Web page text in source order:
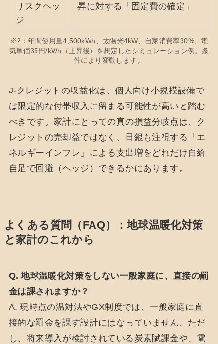
リスクヘッ
ジ
昇に対する「固定費の確定」
※2：年間使用量4,500kWh、太陽光4kW、自家消費率30%、電
気単価35円/kWh（上昇後）を想定したシミュレーション例。条
件により変動します。
J-クレジットの収益化は、個人向け小規模設備で
は限定的な付帯収入に留まる可能性が高いと踏む
べきです。家計にとっての真の損益分岐点は、ク
レジットの売却益ではなく、日銀も注視する「エ
ネルギーインフレ」による支出増をどれだけ自給
自足で回避（ヘッジ）できるかにあります。
よくある質問（FAQ）：地球温暖化対策
と家計のこれから
Q. 地球温暖化対策をしない一般家庭に、直接の罰
金は課されますか？
A. 現時点の温対法やGX制度では、一般家庭に直
接的な罰金を課す設計にはなっていません。ただ
し、将来導入が検討されている炭素賦課金や、電